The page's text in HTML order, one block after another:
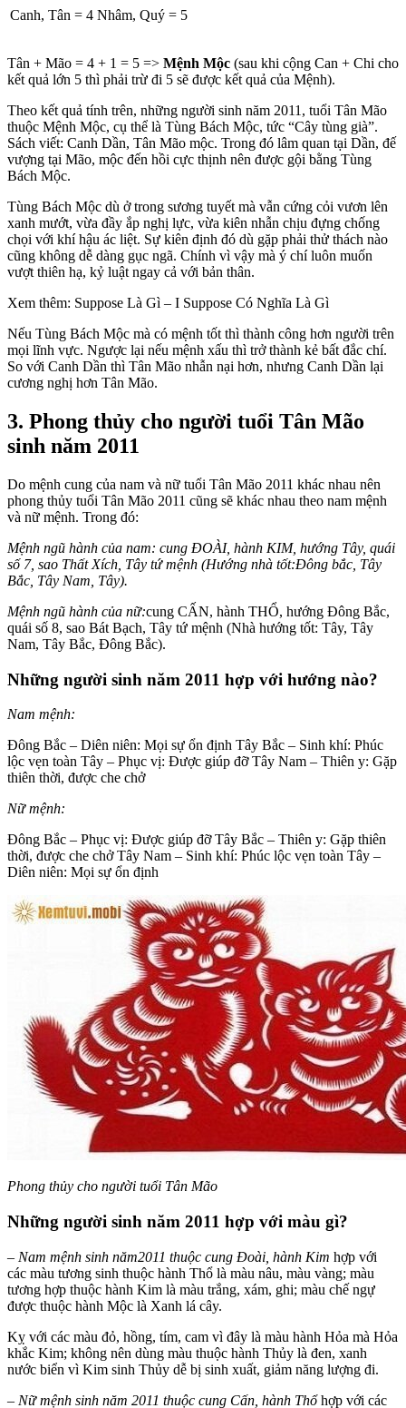
Canh, Tân = 4 Nhâm, Quý = 5
Tân + Mão = 4 + 1 = 5 => Mệnh Mộc (sau khi cộng Can + Chi cho
kết quả lớn 5 thì phải trừ đi 5 sẽ được kết quả của Mệnh).
Theo kết quả tính trên, những người sinh năm 2011, tuổi Tân Mão
thuộc Mệnh Mộc, cụ thể là Tùng Bách Mộc, tức “Cây tùng già”.
Sách viết: Canh Dần, Tân Mão mộc. Trong đó lâm quan tại Dần, đế
vượng tại Mão, mộc đến hồi cực thịnh nên được gội bằng Tùng
Bách Mộc.
Tùng Bách Mộc dù ở trong sương tuyết mà vẫn cứng cỏi vươn lên
xanh mướt, vừa đầy ắp nghị lực, vừa kiên nhẫn chịu đựng chống
chọi với khí hậu ác liệt. Sự kiên định đó dù gặp phải thử thách nào
cũng không dễ dàng gục ngã. Chính vì vậy mà ý chí luôn muốn
vượt thiên hạ, kỷ luật ngay cả với bản thân.
Xem thêm: Suppose Là Gì – I Suppose Có Nghĩa Là Gì
Nếu Tùng Bách Mộc mà có mệnh tốt thì thành công hơn người trên
mọi lĩnh vực. Ngược lại nếu mệnh xấu thì trở thành kẻ bất đắc chí.
So với Canh Dần thì Tân Mão nhẫn nại hơn, nhưng Canh Dần lại
cương nghị hơn Tân Mão.
3. Phong thủy cho người tuổi Tân Mão
sinh năm 2011
Do mệnh cung của nam và nữ tuổi Tân Mão 2011 khác nhau nên
phong thủy tuổi Tân Mão 2011 cũng sẽ khác nhau theo nam mệnh
và nữ mệnh. Trong đó:
Mệnh ngũ hành của nam: cung ĐOÀI, hành KIM, hướng Tây, quái
số 7, sao Thất Xích, Tây tứ mệnh (Hướng nhà tốt:Đông bắc, Tây
Bắc, Tây Nam, Tây).
Mệnh ngũ hành của nữ:cung CẤN, hành THỔ, hướng Đông Bắc,
quái số 8, sao Bát Bạch, Tây tứ mệnh (Nhà hướng tốt: Tây, Tây
Nam, Tây Bắc, Đông Bắc).
Những người sinh năm 2011 hợp với hướng nào?
Nam mệnh:
Đông Bắc – Diên niên: Mọi sự ổn định Tây Bắc – Sinh khí: Phúc
lộc vẹn toàn Tây – Phục vị: Được giúp đỡ Tây Nam – Thiên y: Gặp
thiên thời, được che chở
Nữ mệnh:
Đông Bắc – Phục vị: Được giúp đỡ Tây Bắc – Thiên y: Gặp thiên
thời, được che chở Tây Nam – Sinh khí: Phúc lộc vẹn toàn Tây –
Diên niên: Mọi sự ổn định
Phong thủy cho người tuổi Tân Mão
Những người sinh năm 2011 hợp với màu gì?
– Nam mệnh sinh năm2011 thuộc cung Đoài, hành Kim hợp với
các màu tương sinh thuộc hành Thổ là màu nâu, màu vàng; màu
tương hợp thuộc hành Kim là màu trắng, xám, ghi; màu chế ngự
được thuộc hành Mộc là Xanh lá cây.
Kỵ với các màu đỏ, hồng, tím, cam vì đây là màu hành Hỏa mà Hỏa
khắc Kim; không nên dùng màu thuộc hành Thủy là đen, xanh
nước biển vì Kim sinh Thủy dễ bị sinh xuất, giảm năng lượng đi.
– Nữ mệnh sinh năm 2011 thuộc cung Cấn, hành Thổhợp với các